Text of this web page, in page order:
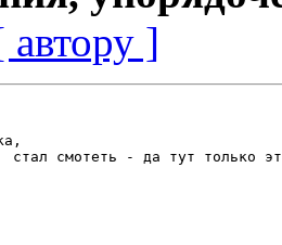
автору ]
стал смотеть - да тут только